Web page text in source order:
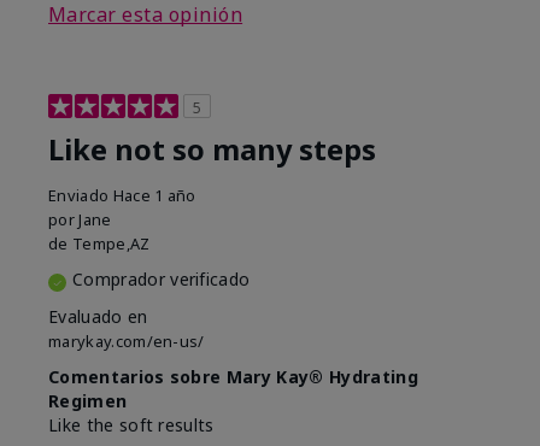
Marcar esta opinión
5
Like not so many steps
Enviado Hace 1 año
por Jane
de Tempe,AZ
Comprador verificado
Evaluado en
marykay.com/en-us/
Comentarios sobre Mary Kay® Hydrating
Regimen
Like the soft results